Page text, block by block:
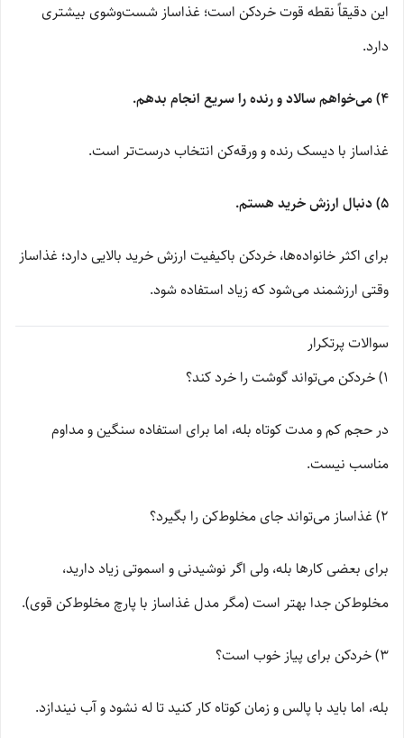
این دقیقاً نقطه قوت خردکن است؛ غذاساز شست‌وشوی بیشتری
دارد.
4) می‌خواهم سالاد و رنده را سریع انجام بدهم.
غذاساز با دیسک رنده و ورقه‌کن انتخاب درست‌تر است.
5) دنبال ارزش خرید هستم.
برای اکثر خانواده‌ها، خردکن باکیفیت ارزش خرید بالایی دارد؛ غذاساز
وقتی ارزشمند می‌شود که زیاد استفاده شود.
سوالات پرتکرار
1) خردکن می‌تواند گوشت را خرد کند؟
در حجم کم و مدت کوتاه بله، اما برای استفاده سنگین و مداوم
مناسب نیست.
2) غذاساز می‌تواند جای مخلوط‌کن را بگیرد؟
برای بعضی کارها بله، ولی اگر نوشیدنی و اسموتی زیاد دارید،
مخلوط‌کن جدا بهتر است (مگر مدل غذاساز با پارچ مخلوط‌کن قوی).
3) خردکن برای پیاز خوب است؟
بله، اما باید با پالس و زمان کوتاه کار کنید تا له نشود و آب نیندازد.